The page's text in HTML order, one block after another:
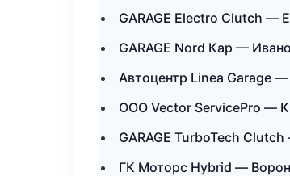
GARAGE Electro Clutch —
GARAGE Nord Кар —
Автоцентр Linea Garage
ООО Vector ServicePro —
GARAGE TurboTech
ГК Моторс Hybrid —